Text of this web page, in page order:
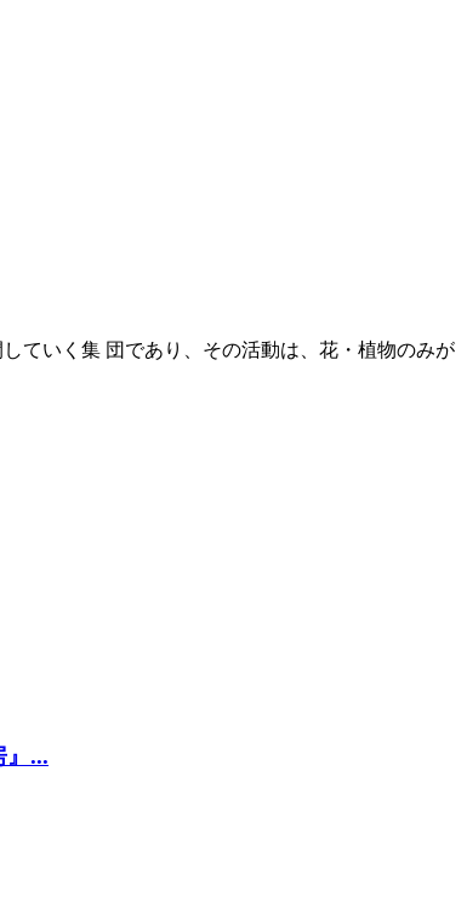
ていく集 団であり、その活動は、花・植物のみが
』...